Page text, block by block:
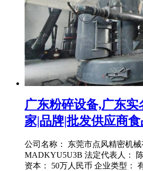
广东粉碎设备,广东实
家|品牌|批发供应商食
公司名称： 东莞市点风精密机械
MADKYU5U3B 法定代表人：
资本： 50万人民币 企业类型：